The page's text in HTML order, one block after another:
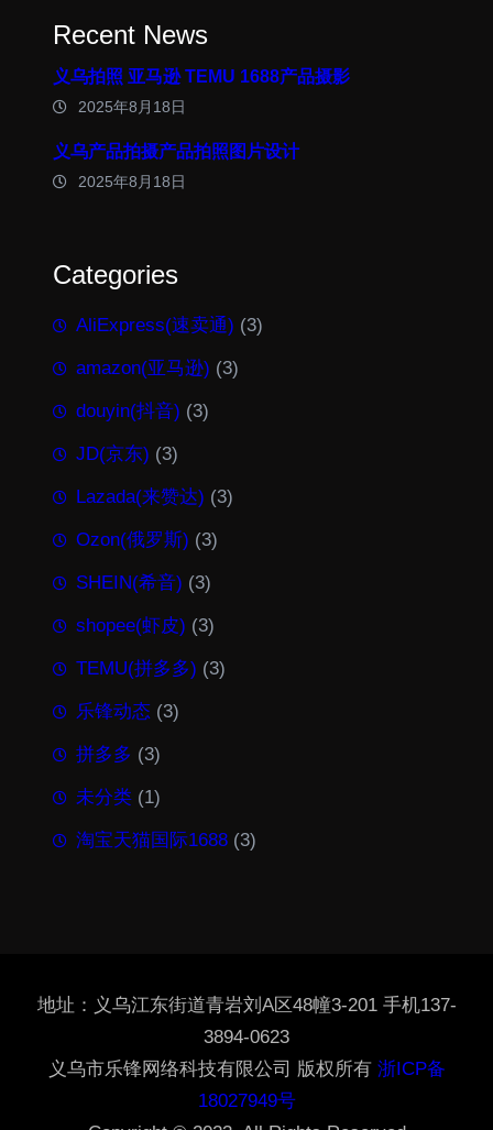
Recent News
义乌拍照 亚马逊 TEMU 1688产品摄影
2025年8月18日
义乌产品拍摄产品拍照图片设计
2025年8月18日
Categories
AliExpress(速卖通) (3)
amazon(亚马逊) (3)
douyin(抖音) (3)
JD(京东) (3)
Lazada(来赞达) (3)
Ozon(俄罗斯) (3)
SHEIN(希音) (3)
shopee(虾皮) (3)
TEMU(拼多多) (3)
乐锋动态 (3)
拼多多 (3)
未分类 (1)
淘宝天猫国际1688 (3)
地址：义乌江东街道青岩刘A区48幢3-201 手机137-
3894-0623
义乌市乐锋网络科技有限公司 版权所有 浙ICP备
18027949号